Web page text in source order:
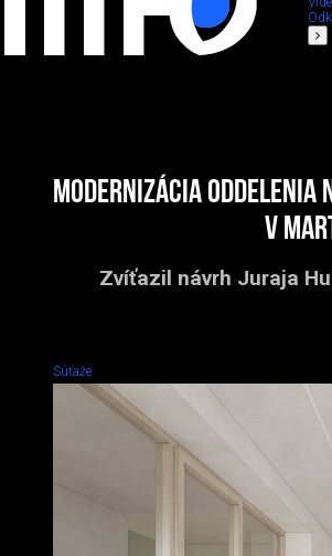
Modernizácia
v
Zvíťazil návrh Juraja
Súťaže